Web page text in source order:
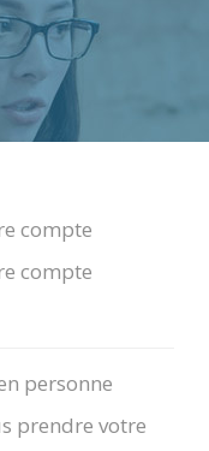
compte
compte
personne
prendre votre